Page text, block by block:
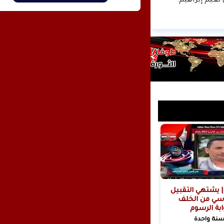
يشتهي التقبيل
من الخلف
الرسوم
واحدة